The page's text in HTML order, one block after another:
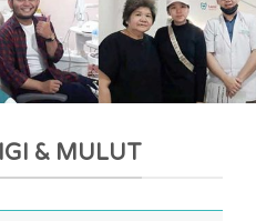
& MULUT